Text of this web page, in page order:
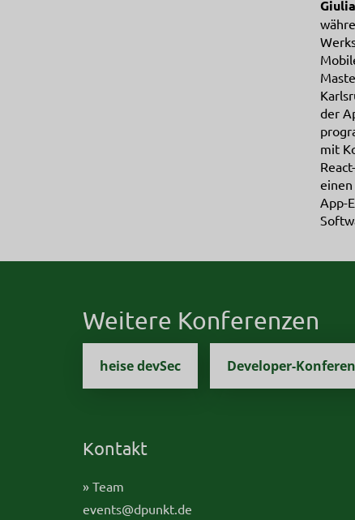
der
mit
App-
Weitere Konferenzen
heise devSec Developer-
Kontakt
» Team
events@dpunkt.de